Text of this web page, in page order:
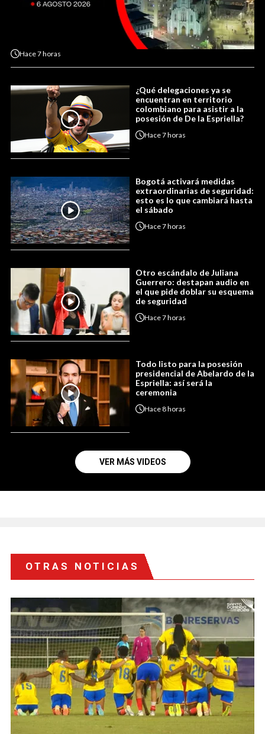
Hace7 horas
¿Qué delegaciones ya se
encuentran en territorio
colombiano para asistir a la
posesión de De la Espriella?
Hace7 horas
Bogotá activará medidas
extraordinarias de seguridad:
esto es lo que cambiará hasta
el sábado
Hace7 horas
Otro escándalo de Juliana
Guerrero: destapan audio en
el que pide doblar su esquema
de seguridad
Hace7 horas
Todo listo para la posesión
presidencial de Abelardo de la
Espriella: así será la
ceremonia
Hace8 horas
VER MÁS VIDEOS
OTRAS NOTICIAS